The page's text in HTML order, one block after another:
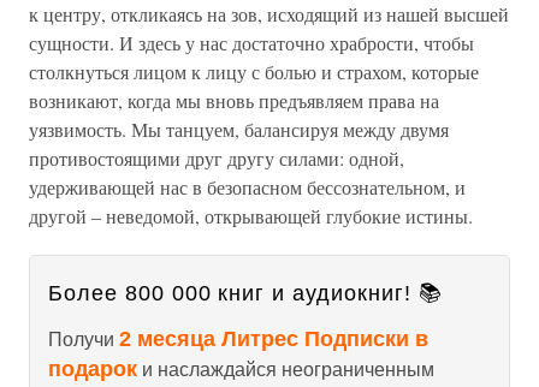
к центру, откликаясь на зов, исходящий из нашей высшей
сущности. И здесь у нас достаточно храбрости, чтобы
столкнуться лицом к лицу с болью и страхом, которые
возникают, когда мы вновь предъявляем права на
уязвимость. Мы танцуем, балансируя между двумя
противостоящими друг другу силами: одной,
удерживающей нас в безопасном бессознательном, и
другой – неведомой, открывающей глубокие истины.
Более 800 000 книг и аудиокниг! 📚
Получи 2 месяца Литрес Подписки в
подарок и наслаждайся неограниченным